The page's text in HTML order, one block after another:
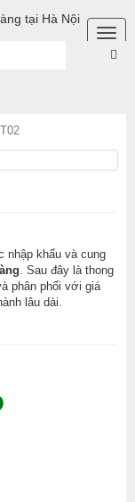
nhập khẩu và cung
. Sau đây là thong
phân phối với giá
lâu dài.